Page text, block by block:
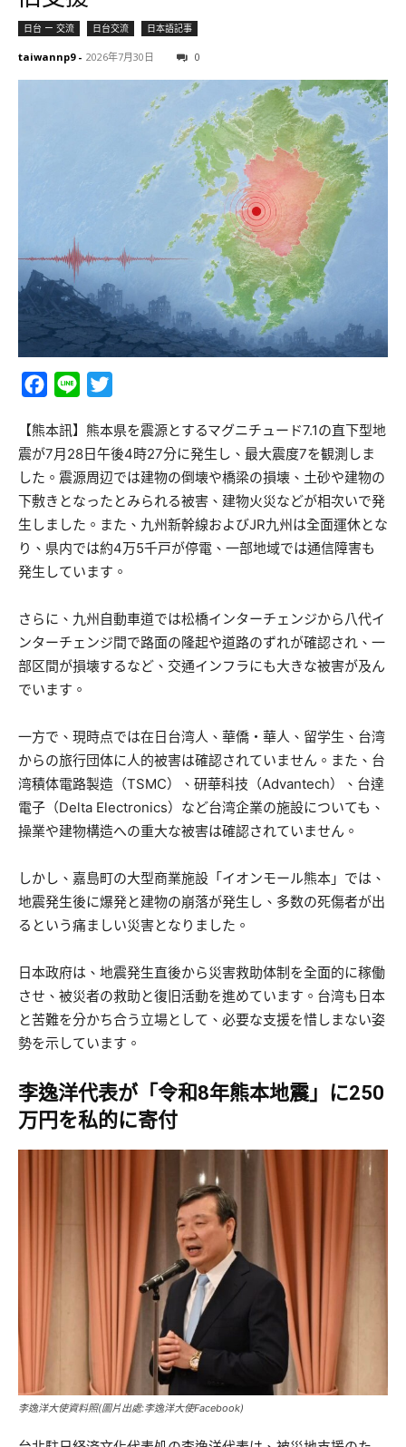
日台 ー 交流 日台交流 日本語記事
taiwannp9 - 2026年7月30日 0
Facebook
Line
【熊本訊】熊本県を震源とするマグニチュード7.1の直下型地
震が7月28日午後4時27分に発生し、最大震度7を観測しま
した。震源周辺では建物の倒壊や橋梁の損壊、土砂や建物の
下敷きとなったとみられる被害、建物火災などが相次いで発
生しました。また、九州新幹線およびJR九州は全面運休とな
り、県内では約4万5千戸が停電、一部地域では通信障害も
発生しています。
さらに、九州自動車道では松橋インターチェンジから八代イ
ンターチェンジ間で路面の隆起や道路のずれが確認され、一
部区間が損壊するなど、交通インフラにも大きな被害が及ん
でいます。
一方で、現時点では在日台湾人、華僑・華人、留学生、台湾
からの旅行団体に人的被害は確認されていません。また、台
湾積体電路製造（TSMC）、研華科技（Advantech）、台達
電子（Delta Electronics）など台湾企業の施設についても、
操業や建物構造への重大な被害は確認されていません。
しかし、嘉島町の大型商業施設「イオンモール熊本」では、
地震発生後に爆発と建物の崩落が発生し、多数の死傷者が出
るという痛ましい災害となりました。
日本政府は、地震発生直後から災害救助体制を全面的に稼働
させ、被災者の救助と復旧活動を進めています。台湾も日本
と苦難を分かち合う立場として、必要な支援を惜しまない姿
勢を示しています。
李逸洋代表が「令和8年熊本地震」に250
万円を私的に寄付
李逸洋大使資料照(圖片出處:李逸洋大使Facebook)